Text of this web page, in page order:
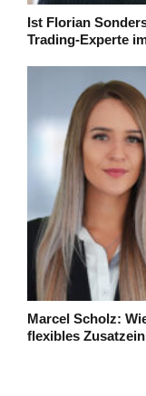
Ist Florian
Trading-Experte
Marcel Scholz:
flexibles